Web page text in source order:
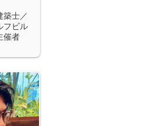
築士／
フビル
催者